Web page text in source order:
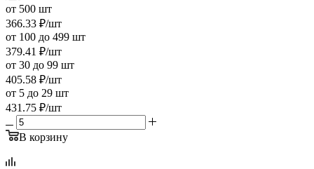
от 500 шт
366.33 ₽/шт
от 100 до 499 шт
379.41 ₽/шт
от 30 до 99 шт
405.58 ₽/шт
от 5 до 29 шт
431.75 ₽/шт
В корзину